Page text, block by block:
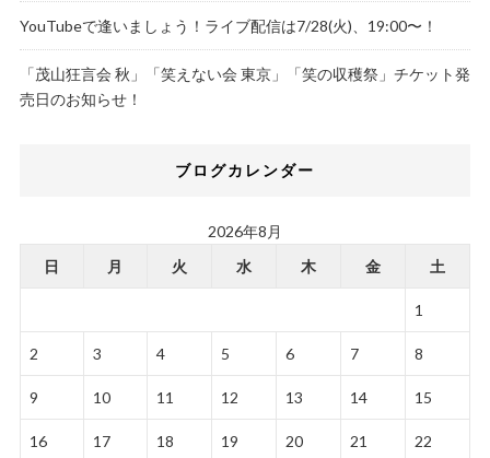
YouTubeで逢いましょう！ライブ配信は7/28(火)、19:00〜！
「茂山狂言会 秋」「笑えない会 東京」「笑の収穫祭」チケット発
売日のお知らせ！
ブログカレンダー
2026年8月
日
月 火 水 木 金 土
1
2 3 4 5 6 7 8
9 10 11 12 13 14 15
16 17 18 19 20 21 22